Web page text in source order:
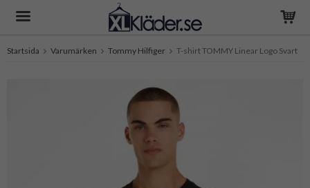
Startsida Varumärken Tommy Hilfiger T-shirt TOMMY Linear Logo Svart